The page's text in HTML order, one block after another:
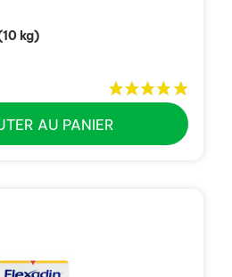
kg)
AU PANIER